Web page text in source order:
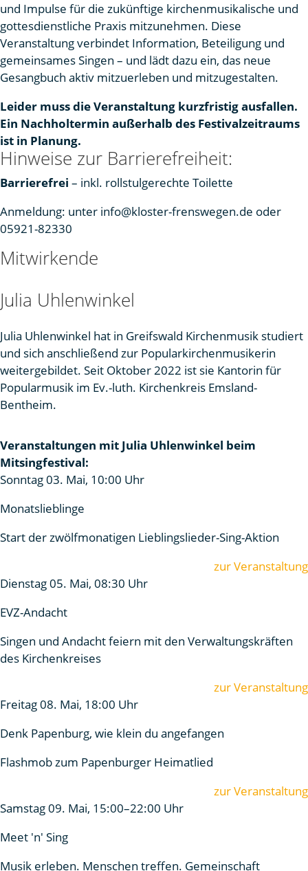
und Impulse für die zukünftige kirchenmusikalische und
gottesdienstliche Praxis mitzunehmen. Diese
Veranstaltung verbindet Information, Beteiligung und
gemeinsames Singen – und lädt dazu ein, das neue
Gesangbuch aktiv mitzuerleben und mitzugestalten.
Leider muss die Veranstaltung kurzfristig ausfallen.
Ein Nachholtermin außerhalb des Festivalzeitraums
ist in Planung.
Hinweise zur Barrierefreiheit:
Barrierefrei – inkl. rollstulgerechte Toilette
Anmeldung: unter info@kloster-frenswegen.de oder
05921-82330
Mitwirkende
Julia Uhlenwinkel
Julia Uhlenwinkel hat in Greifswald Kirchenmusik studiert
und sich anschließend zur Popularkirchenmusikerin
weitergebildet. Seit Oktober 2022 ist sie Kantorin für
Popularmusik im Ev.-luth. Kirchenkreis Emsland-
Bentheim.
Veranstaltungen mit Julia Uhlenwinkel beim
Mitsingfestival:
Sonntag 03. Mai, 10:00 Uhr
Monatslieblinge
Start der zwölfmonatigen Lieblingslieder-Sing-Aktion
zur Veranstaltung
Dienstag 05. Mai, 08:30 Uhr
EVZ-Andacht
Singen und Andacht feiern mit den Verwaltungskräften
des Kirchenkreises
zur Veranstaltung
Freitag 08. Mai, 18:00 Uhr
Denk Papenburg, wie klein du angefangen
Flashmob zum Papenburger Heimatlied
zur Veranstaltung
Samstag 09. Mai, 15:00–22:00 Uhr
Meet 'n' Sing
Musik erleben. Menschen treffen. Gemeinschaft